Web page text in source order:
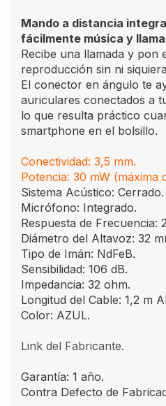
Mando a distancia
fácilmente música y
Recibe una llamada y pon
reproducción sin ni
El conector en ángulo te
auriculares conectados a
lo que resulta práctico
smartphone en el bolsillo.
Conectividad: 3,5 mm.
Potencia: 30 mW (máxima
Sistema Acústico: Cerrado.
Micrófono: Integrado.
Respuesta de Frecuencia:
Diámetro del Altavoz: 32
Tipo de Imán: NdFeB.
Sensibilidad: 106 dB.
Impedancia: 32 ohm.
Longitud del Cable: 1,2 m
Color: AZUL.
Link del Fabricante.
Garantía: 1 año.
Contra Defecto de